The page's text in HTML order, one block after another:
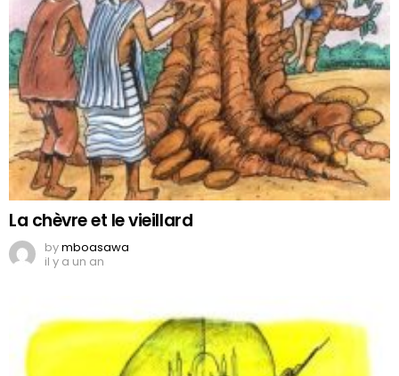
La chèvre et le vieillard
bymboasawa
il y a un an